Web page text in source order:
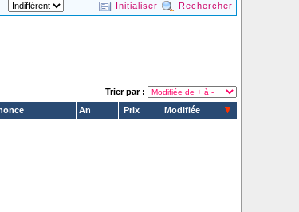
Initialiser Rechercher
Trier par :
An Prix Modifiée